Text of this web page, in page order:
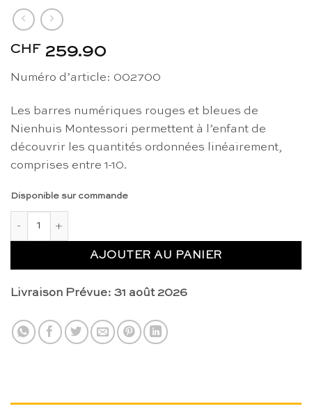
CHF 259.90
Numéro d’article: 002700
Les barres numériques rouges et bleues de
Nienhuis Montessori permettent à l’enfant de
découvrir les quantités ordonnées linéairement,
comprises entre 1-10.
Disponible sur commande
AJOUTER AU PANIER
Livraison Prévue: 31 août 2026